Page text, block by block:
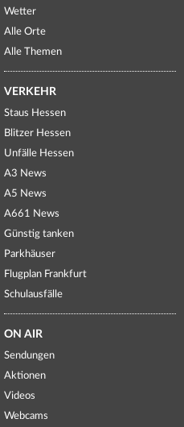
Wetter
Alle Orte
Alle Themen
VERKEHR
Staus Hessen
Blitzer Hessen
Unfälle Hessen
A3 News
A5 News
A661 News
Günstig tanken
Parkhäuser
Flugplan Frankfurt
Schulausfälle
ON AIR
Sendungen
Aktionen
Videos
Webcams